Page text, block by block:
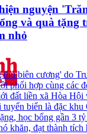
nguyện
và quà tặng
nhỏ
biên cương' do
phối hợp cùng các
đất liền xã Hòa Hội
biển là đặc
học bổng gần 3
khăn, đạt thành tích